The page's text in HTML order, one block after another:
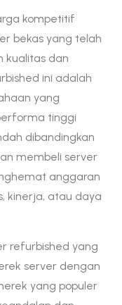
kompetitif
bekas yang telah
kualitas dan
ini adalah
yang
tinggi
dibandingkan
membeli server
anggaran
kinerja, atau daya
refurbished yang
server dengan
yang populer